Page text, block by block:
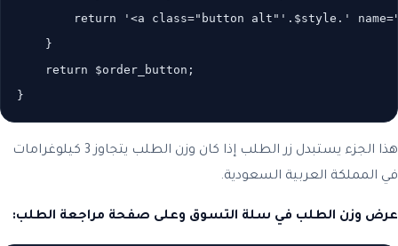
return '<a class="button alt"'.$style.'
    }
    return $order_button;
هذا الجزء يستبدل زر الطلب إذا كان وزن الطلب يتجاوز 3 كيلوغرامات
في المملكة العربية السعودية.
عرض وزن الطلب في سلة التسوق وعلى صفحة مراجعة الطلب: